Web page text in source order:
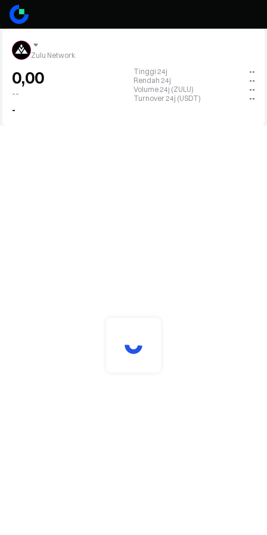
Zulu Network
0,00
--
-
Tinggi 24j
--
Rendah 24j
--
Volume 24j (ZULU)
--
Turnover 24j (USDT)
--